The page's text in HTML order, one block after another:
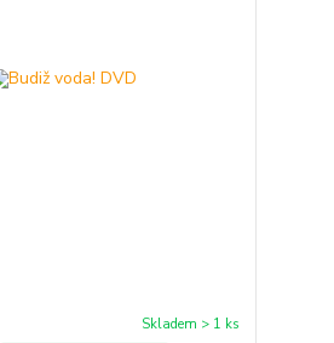
Skladem > 1 ks